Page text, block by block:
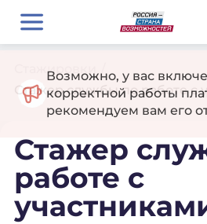
Стажировки
Стажер службы по работе с
Стажер
работе с
Возможно, у вас
корректной работы
рекомендуем вам его